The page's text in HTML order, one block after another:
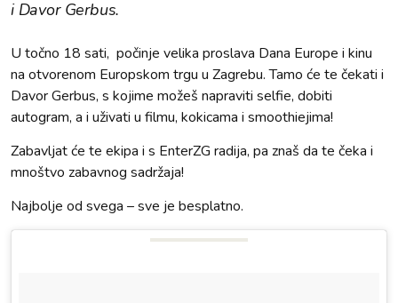
i Davor Gerbus.
U točno 18 sati, počinje velika proslava Dana Europe i kinu
na otvorenom Europskom trgu u Zagrebu. Tamo će te čekati i
Davor Gerbus, s kojime možeš napraviti selfie, dobiti
autogram, a i uživati u filmu, kokicama i smoothiejima!
Zabavljat će te ekipa i s EnterZG radija, pa znaš da te čeka i
mnoštvo zabavnog sadržaja!
Najbolje od svega – sve je besplatno.